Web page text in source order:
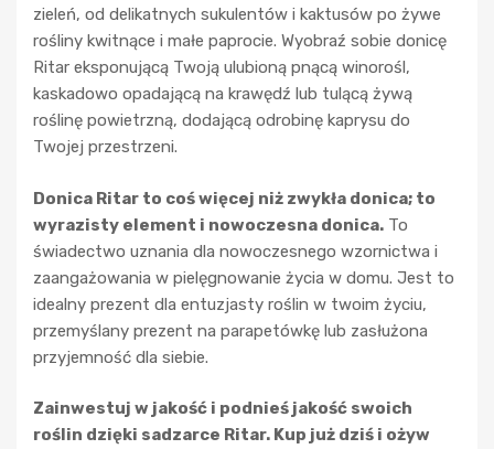
zieleń, od delikatnych sukulentów i kaktusów po żywe
rośliny kwitnące i małe paprocie. Wyobraź sobie donicę
Ritar eksponującą Twoją ulubioną pnącą winorośl,
kaskadowo opadającą na krawędź lub tulącą żywą
roślinę powietrzną, dodającą odrobinę kaprysu do
Twojej przestrzeni.
Donica Ritar to coś więcej niż zwykła donica; to
wyrazisty element i nowoczesna donica. To
świadectwo uznania dla nowoczesnego wzornictwa i
zaangażowania w pielęgnowanie życia w domu. Jest to
idealny prezent dla entuzjasty roślin w twoim życiu,
przemyślany prezent na parapetówkę lub zasłużona
przyjemność dla siebie.
Zainwestuj w jakość i podnieś jakość swoich
roślin dzięki sadzarce Ritar. Kup już dziś i ożyw